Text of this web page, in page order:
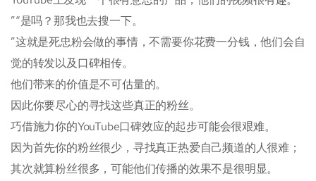
”“是吗？那我也去搜一下。
”这就是死忠粉会做的事情，不需要你花费一分钱，他们会自
觉的转发以及口碑相传。
他们带来的价值是不可估量的。
因此你要尽心的寻找这些真正的粉丝。
巧借施力你的YouTube口碑效应的起步可能会很艰难。
因为首先你的粉丝很少，寻找真正热爱自己频道的人很难；
其次就算粉丝很多，可能他们传播的效果不是很明显。